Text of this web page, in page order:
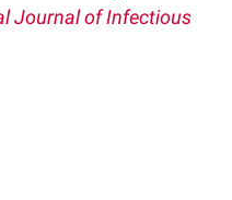
Journal of Infectious